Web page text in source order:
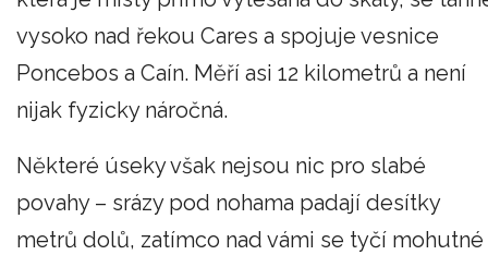
vysoko nad řekou Cares a spojuje vesnice
Poncebos a Caín. Měří asi 12 kilometrů a není
nijak fyzicky náročná.
Některé úseky však nejsou nic pro slabé
povahy – srázy pod nohama padají desítky
metrů dolů, zatímco nad vámi se tyčí mohutné